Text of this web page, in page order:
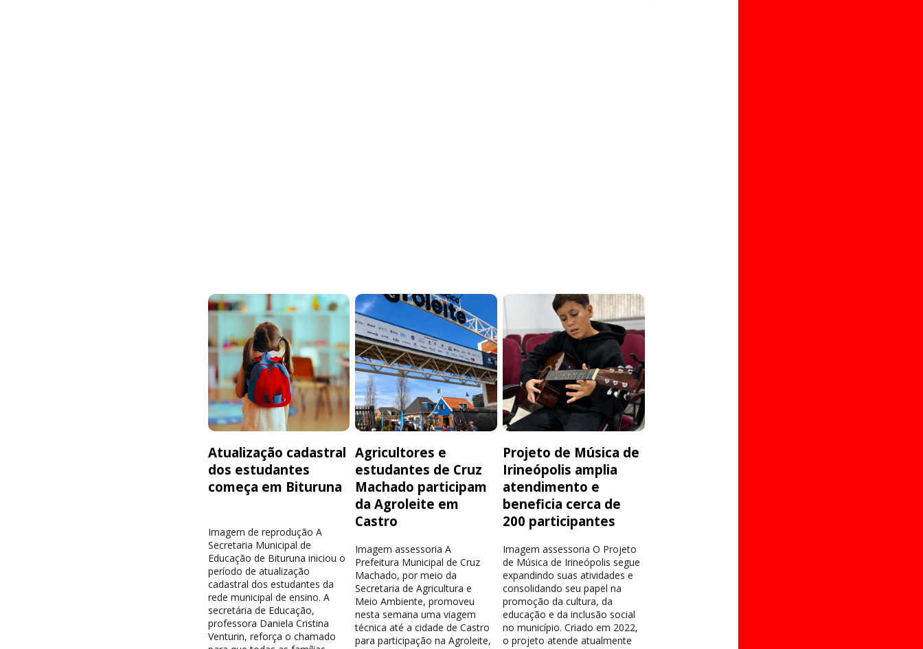
Atualização cadastral
dos estudantes
começa em Bituruna
Imagem de reprodução A
Secretaria Municipal de
Educação de Bituruna iniciou o
período de atualização
cadastral dos estudantes da
rede municipal de ensino. A
secretária de Educação,
professora Daniela Cristina
Venturin, reforça o chamado
Agricultores e
estudantes de Cruz
Machado participam
da Agroleite em
Castro
Imagem assessoria A
Prefeitura Municipal de Cruz
Machado, por meio da
Secretaria de Agricultura e
Meio Ambiente, promoveu
nesta semana uma viagem
técnica até a cidade de Castro
para participação na Agroleite,
Projeto de Música de
Irineópolis amplia
atendimento e
beneficia cerca de
200 participantes
Imagem assessoria O Projeto
de Música de Irineópolis segue
expandindo suas atividades e
consolidando seu papel na
promoção da cultura, da
educação e da inclusão social
no município. Criado em 2022,
o projeto atende atualmente